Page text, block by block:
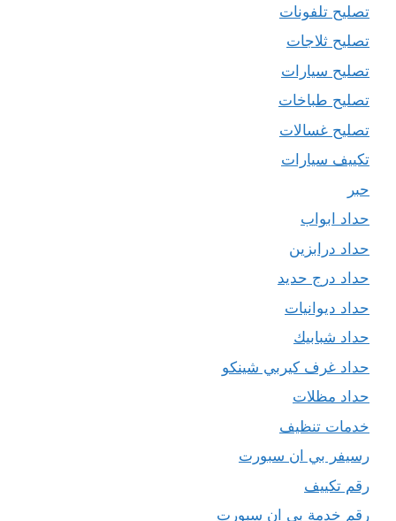
تصليح تلفونات
تصليح ثلاجات
تصليح سيارات
تصليح طباخات
تصليح غسالات
تكييف سيارات
حبر
حداد ابواب
حداد درابزين
حداد درج حديد
حداد ديوانيات
حداد شبابيك
حداد غرف كيربي شينكو
حداد مظلات
خدمات تنظيف
رسيفر بي ان سبورت
رقم تكييف
رقم خدمة بي ان سبورت